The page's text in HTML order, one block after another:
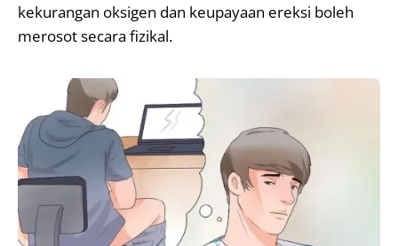
kekurangan oksigen dan keupayaan ereksi boleh
merosot secara fizikal.